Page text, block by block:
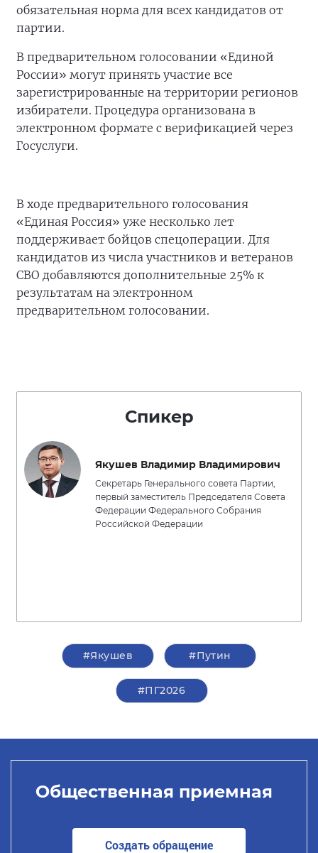
обязательная норма для всех кандидатов от
партии.
В предварительном голосовании «Единой
России» могут принять участие все
зарегистрированные на территории регионов
избиратели. Процедура организована в
электронном формате с верификацией через
Госуслуги.
В ходе предварительного голосования
«Единая Россия» уже несколько лет
поддерживает бойцов спецоперации. Для
кандидатов из числа участников и ветеранов
СВО добавляются дополнительные 25% к
результатам на электронном
предварительном голосовании.
Спикер
Якушев Владимир Владимирович
Секретарь Генерального совета Партии,
первый заместитель Председателя Совета
Федерации Федерального Собрания
Российской Федерации
#Якушев #Путин
#ПГ2026
Общественная приемная
Создать обращение